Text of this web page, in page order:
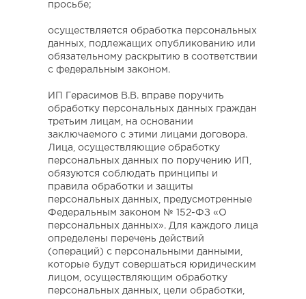
просьбе;
осуществляется обработка персональных
данных, подлежащих опубликованию или
обязательному раскрытию в соответствии
с федеральным законом.
ИП Герасимов В.В. вправе поручить
обработку персональных данных граждан
третьим лицам, на основании
заключаемого с этими лицами договора.
Лица, осуществляющие обработку
персональных данных по поручению ИП,
обязуются соблюдать принципы и
правила обработки и защиты
персональных данных, предусмотренные
Федеральным законом № 152-ФЗ «О
персональных данных». Для каждого лица
определены перечень действий
(операций) с персональными данными,
которые будут совершаться юридическим
лицом, осуществляющим обработку
персональных данных, цели обработки,